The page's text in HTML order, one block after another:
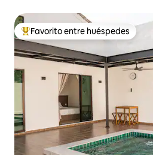
Favorito entre huéspedes preferido
Favorito entre huéspedes